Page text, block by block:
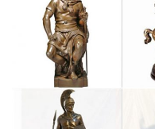
практически всех храмов
заповедника:
Михаила Архангела в
Фигурки животных в
И в последующие века
рыбМатериал и внешний